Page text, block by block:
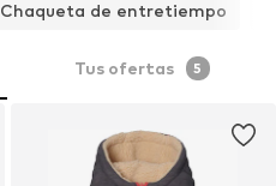
Chaqueta de entretiempo
Tus ofertas 5